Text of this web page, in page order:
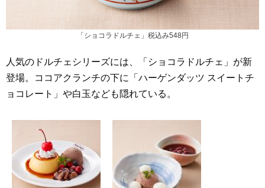
「ショコラドルチェ」税込み548円
人気のドルチェシリーズには、「ショコラドルチェ」が新
登場。ココアクランチの下に「ハーゲンダッツ スイートチ
ョコレート」や白玉なども隠れている。